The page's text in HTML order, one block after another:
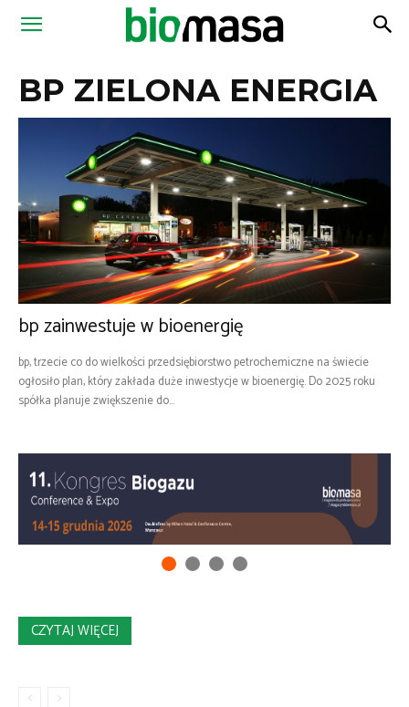
Magazyn
BP ZIELONA ENERGIA
bp zainwestuje w bioenergię
bp, trzecie co do wielkości przedsiębiorstwo petrochemiczne na świecie
ogłosiło plan, który zakłada duże inwestycje w bioenergię. Do 2025 roku
spółka planuje zwiększenie do...
CZYTAJ WIĘCEJ